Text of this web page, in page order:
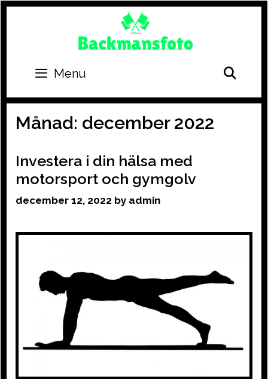
Menu
Månad: december 2022
Investera i din hälsa med
motorsport och gymgolv
december 12, 2022 by admin